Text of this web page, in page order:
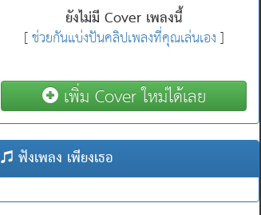
ยังไม่มี Cover เพลงนี้
[ช่วยกันแบ่งปันคลิปเพลงที่คุณเล่นเอง]
เพิ่ม Cover ใหม่ได้เลย
ฟังเพลง เพียงเธอ